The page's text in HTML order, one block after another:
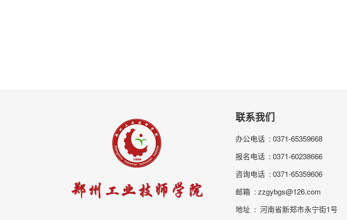
联系我们
办公电话 : 0371-65359668
报名电话 : 0371-60238666
咨询电话 : 0371-65359606
邮箱 : zzgybgs@126.com
地址 : 河南省新郑市永宁街1号